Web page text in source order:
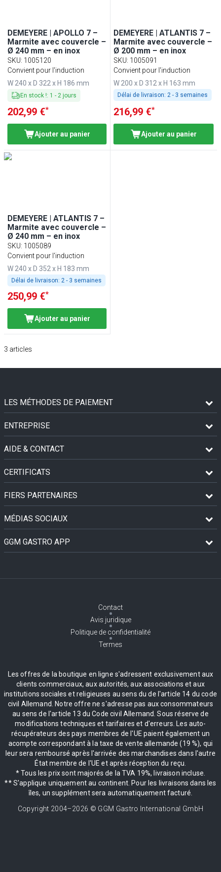
DEMEYERE | APOLLO 7 –
Marmite avec couvercle –
Ø 240 mm – en inox
SKU: 1005120
Convient pour l'induction
W 240 x D 322 x H 186 mm
En stock !: 1 - 2 jours
202,99 €*
Ajouter au panier
DEMEYERE | ATLANTIS 7 –
Marmite avec couvercle –
Ø 200 mm – en inox
SKU: 1005091
Convient pour l'induction
W 200 x D 312 x H 163 mm
Délai de livraison: 2 - 3 semaines
216,99 €*
Ajouter au panier
DEMEYERE | ATLANTIS 7 –
Marmite avec couvercle –
Ø 240 mm – en inox
SKU: 1005089
Convient pour l'induction
W 240 x D 352 x H 183 mm
Délai de livraison: 2 - 3 semaines
250,99 €*
Ajouter au panier
3 articles
LES MÉTHODES DE PAIEMENT
ENTREPRISE
AIDE & CONTACT
CERTIFICATS
FIERS PARTENAIRES
MÉDIAS SOCIAUX
GGM GASTRO APP
Contact
Avis juridique
Politique de confidentialité
Termes
Les offres de la boutique en ligne s'adressent exclusivement aux
clients commerciaux, aux autorités, aux associations et aux
institutions sociales et religieuses au sens du de l'article 14 du code
civil Allemand. Notre offre ne s'adresse pas aux consommateurs
au sens de l'article 13 du Code civil Allemand. Sous réserve de
modifications techniques et tarifaires et d'erreurs. Les auto-
récupérateurs des pays membres de l'UE paient également un
acompte correspondant à la taxe de vente allemande (19 %), qui
leur sera remboursé après l'arrivée des marchandises dans l'autre
État membre de l'UE et après réception du reçu.
* Tous les prix sont majorés de la TVA 19%, livraison incluse.
** S'applique uniquement au continent. Pour les livraisons dans les
îles, un supplément sera automatiquement facturé.
Copyright 2004–2026 © GGM Gastro International GmbH